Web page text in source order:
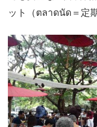
ット（ตลาดนัด＝定